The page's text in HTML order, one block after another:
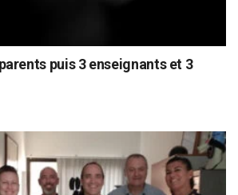
puis 3 enseignants et 3